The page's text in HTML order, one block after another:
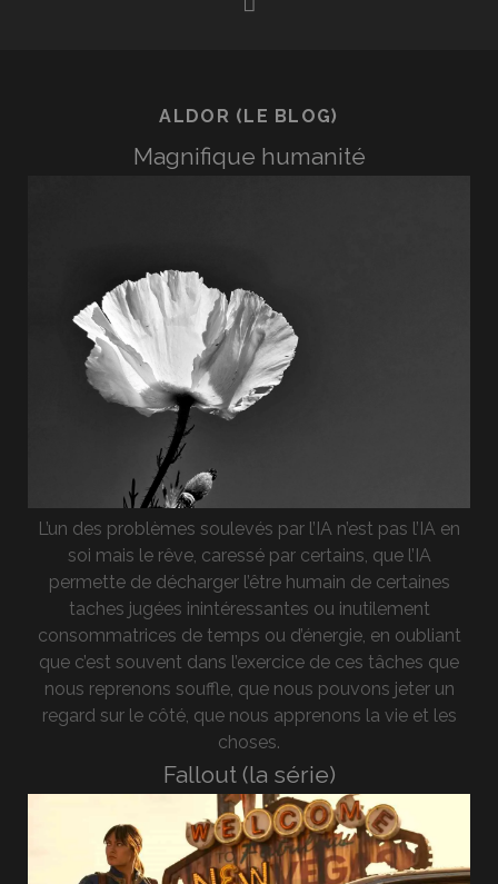
ALDOR (LE BLOG)
Magnifique humanité
L’un des problèmes soulevés par l’IA n’est pas l’IA en
soi mais le rêve, caressé par certains, que l’IA
permette de décharger l’être humain de certaines
taches jugées inintéressantes ou inutilement
consommatrices de temps ou d’énergie, en oubliant
que c’est souvent dans l’exercice de ces tâches que
nous reprenons souffle, que nous pouvons jeter un
regard sur le côté, que nous apprenons la vie et les
choses.
Fallout (la série)